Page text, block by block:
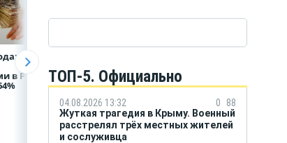
в России полугодии 2026 года
складских
ТОП-5. Официально
04.08.2026 13:32 0
88
Жуткая трагедия в Крыму. Военный
расстрелял трёх местных жителей
и сослуживца